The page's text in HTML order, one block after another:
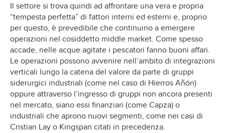
Il settore si trova quindi ad affrontare una vera e propria
“tempesta perfetta” di fattori interni ed esterni e, proprio
per questo, è prevedibile che continuino a emergere
operazioni nel cosiddetto middle market. Come spesso
accade, nelle acque agitate i pescatori fanno buoni affari.
Le operazioni possono avvenire nell’ambito di integrazioni
verticali lungo la catena del valore da parte di gruppi
siderurgici industriali (come nel caso di Hierros Añón)
oppure attraverso l’ingresso di gruppi non ancora presenti
nel mercato, siano essi finanziari (come Capza) o
industriali che aprono nuovi segmenti, come nei casi di
Cristian Lay o Kingspan citati in precedenza.